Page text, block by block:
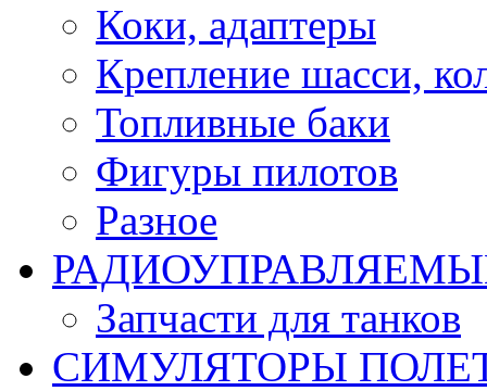
Коки, адаптеры
Крепление шасси,
Топливные баки
Фигуры пилотов
Разное
Запчасти для танков
СИМУЛЯТОРЫ